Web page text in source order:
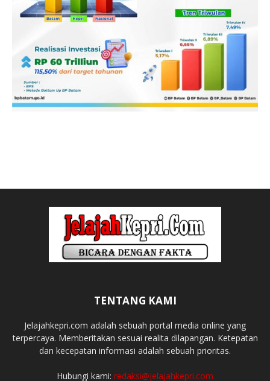
TENTANG KAMI
Jelajahkepri.com adalah sebuah portal media online yang
terpercaya. Memberitakan sesuai realita dilapangan. Ketepatan
dan kecepatan informasi adalah sebuah prioritas.
Hubungi kami: redaksi@jelajahkepri.com